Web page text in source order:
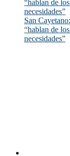
“hablan de
necesidades”
San
“hablan de
necesidades”